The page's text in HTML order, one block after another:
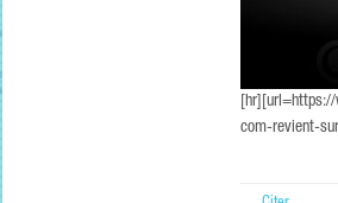
com-revient-